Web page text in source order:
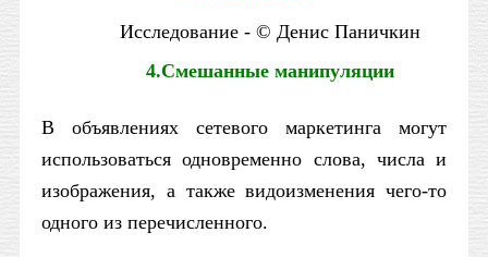
Исследование - © Денис Паничкин
4.Смешанные манипуляции
В объявлениях сетевого маркетинга могут
использоваться одновременно слова, числа и
изображения, а также видоизменения чего-то
одного из перечисленного.